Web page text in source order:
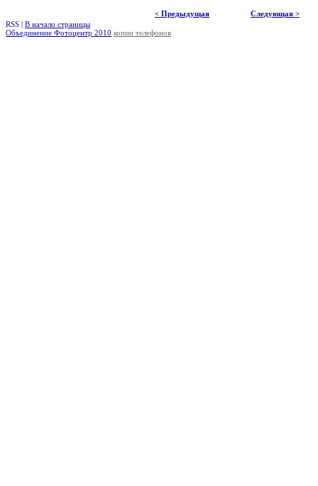
< Предыдущая
Следующая >
RSS | В начало страницы
Объединение Фотоцентр 2010 копии телефонов